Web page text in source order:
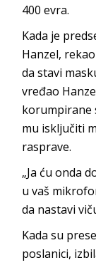
400 evra.
Kada je
Hanzel,
da stavi
vređao
korumpirane
mu isključiti
rasprave.
„Ja ću onda
u vaš
da nastavi
Kada su
poslanici,